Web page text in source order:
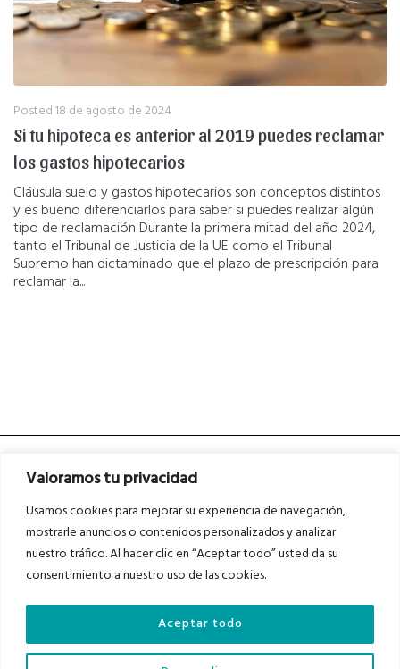
Valoramos tu privacidad
Usamos cookies para mejorar su experiencia de navegación,
mostrarle anuncios o contenidos personalizados y analizar
nuestro tráfico. Al hacer clic en “Aceptar todo” usted da su
consentimiento a nuestro uso de las cookies.
Aceptar todo
Posted18 de agosto de 2024
Si tu hipoteca es anterior al 2019 puedes reclamar
los gastos hipotecarios
Cláusula suelo y gastos hipotecarios son conceptos distintos
y es bueno diferenciarlos para saber si puedes realizar algún
tipo de reclamación Durante la primera mitad del año 2024,
tanto el Tribunal de Justicia de la UE como el Tribunal
Supremo han dictaminado que el plazo de prescripción para
reclamar la...
Asociados a
Auditados por